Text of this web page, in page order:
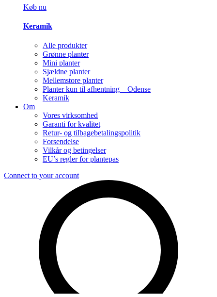
Køb nu
Keramik
Alle produkter
Grønne planter
Mini planter
Sjældne planter
Mellemstore planter
Planter kun til afhentning – Odense
Keramik
Om
Vores virksomhed
Garanti for kvalitet
Retur- og tilbagebetalingspolitik
Forsendelse
Vilkår og betingelser
EU’s regler for plantepas
Connect to your account